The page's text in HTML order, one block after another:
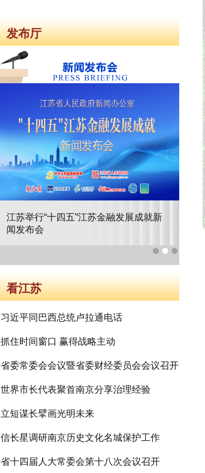
发布厅
江苏举行“十四五”江苏金融发展成就新
闻发布会
看江苏
习近平同巴西总统卢拉通电话
抓住时间窗口 赢得战略主动
省委常委会会议暨省委财经委员会会议召开
世界市长代表聚首南京分享治理经验
立短谋长擘画光明未来
信长星调研南京历史文化名城保护工作
省十四届人大常委会第十八次会议召开